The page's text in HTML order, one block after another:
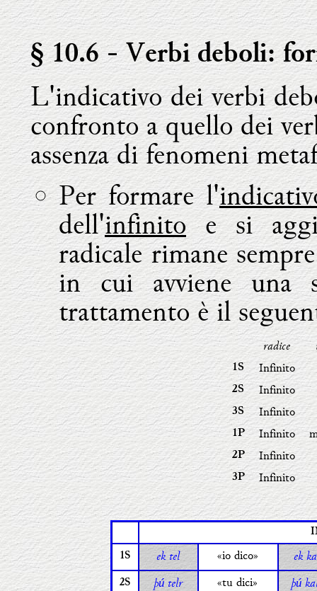
§ 10.6- Verbi deboli:
L'indicativo dei verbi
confronto a quello dei
assenza di fenomeni
Per formare l'
dell'infinitoe si
radicale rimane
in cui avviene una
trattamento è il
radice
1S Infinito
2S Infinito
3S Infinito
1P Infinito
2P Infinito
3P Infinito
1S ek tel «io dico» ek
2S þútelr «tu dici» þú